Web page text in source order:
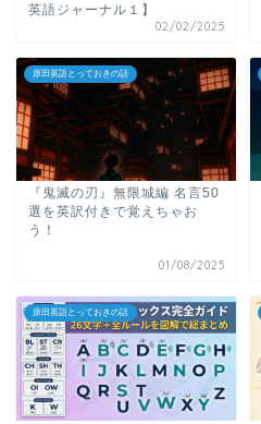
英語ジャーナル１】
02/02/2025
原田英語とっておきの話
『鬼滅の刃』無限城編 名言50
選を英訳付きで覚えちゃお
う！
01/08/2025
原田英語とっておきの話